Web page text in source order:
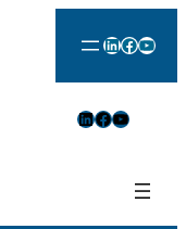
LinkedIn
Facebook
LinkedIn
Facebook
YouTube